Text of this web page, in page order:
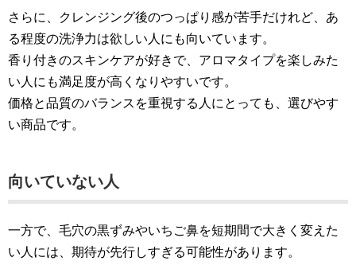
さらに、クレンジング後のつっぱり感が苦手だけれど、あ
る程度の洗浄力は欲しい人にも向いています。
香り付きのスキンケアが好きで、アロマタイプを楽しみた
い人にも満足度が高くなりやすいです。
価格と品質のバランスを重視する人にとっても、選びやす
い商品です。
向いていない人
一方で、毛穴の黒ずみやいちご鼻を短期間で大きく変えた
い人には、期待が先行しすぎる可能性があります。